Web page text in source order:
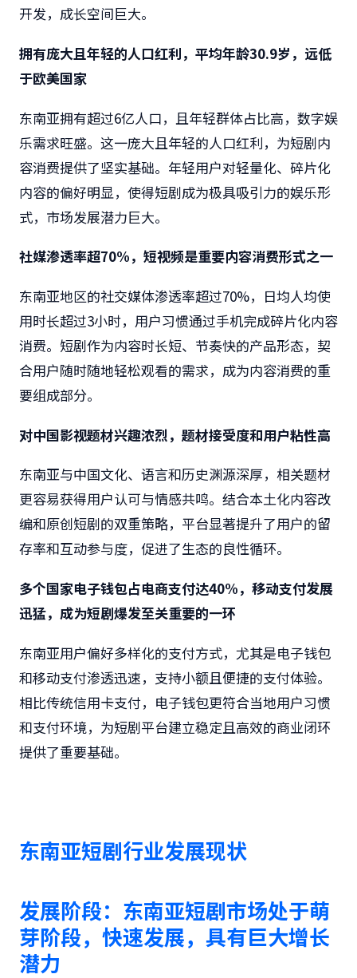
开发，成长空间巨大。
拥有庞大且年轻的人口红利，平均年龄30.9岁，远低
于欧美国家
东南亚拥有超过6亿人口，且年轻群体占比高，数字娱
乐需求旺盛。这一庞大且年轻的人口红利，为短剧内
容消费提供了坚实基础。年轻用户对轻量化、碎片化
内容的偏好明显，使得短剧成为极具吸引力的娱乐形
式，市场发展潜力巨大。
社媒渗透率超70%，短视频是重要内容消费形式之一
东南亚地区的社交媒体渗透率超过70%，日均人均使
用时长超过3小时，用户习惯通过手机完成碎片化内容
消费。短剧作为内容时长短、节奏快的产品形态，契
合用户随时随地轻松观看的需求，成为内容消费的重
要组成部分。
对中国影视题材兴趣浓烈，题材接受度和用户粘性高
东南亚与中国文化、语言和历史渊源深厚，相关题材
更容易获得用户认可与情感共鸣。结合本土化内容改
编和原创短剧的双重策略，平台显著提升了用户的留
存率和互动参与度，促进了生态的良性循环。
多个国家电子钱包占电商支付达40%，移动支付发展
迅猛，成为短剧爆发至关重要的一环
东南亚用户偏好多样化的支付方式，尤其是电子钱包
和移动支付渗透迅速，支持小额且便捷的支付体验。
相比传统信用卡支付，电子钱包更符合当地用户习惯
和支付环境，为短剧平台建立稳定且高效的商业闭环
提供了重要基础。
东南亚短剧行业发展现状
发展阶段：东南亚短剧市场处于萌
芽阶段，快速发展，具有巨大增长
潜力